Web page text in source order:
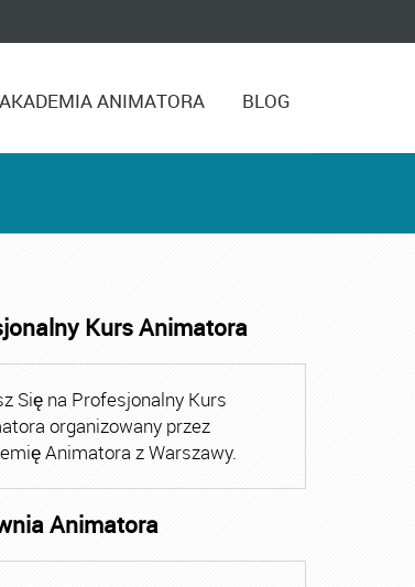
AKADEMIA ANIMATORA BLOG
Czasu Wolnego Warszawa
Kurs Animatora
Się na Profesjonalny Kurs
organizowany przez
Animatora z Warszawy.
Animatora